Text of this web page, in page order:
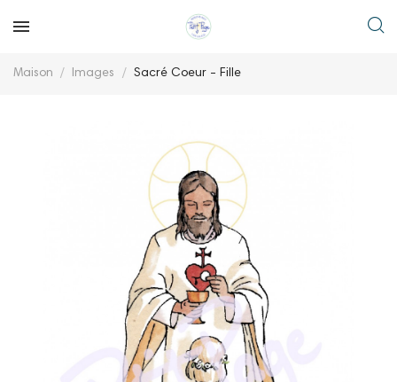
Maison Images Sacré Coeur - Fille